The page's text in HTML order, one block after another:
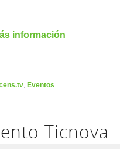
información
, Eventos
Ticnova